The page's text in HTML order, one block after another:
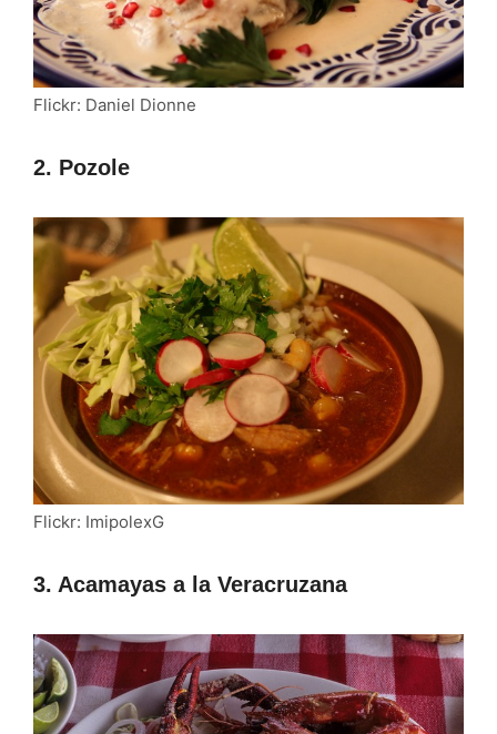
Flickr: Daniel Dionne
2. Pozole
Flickr: ImipolexG
3. Acamayas a la Veracruzana